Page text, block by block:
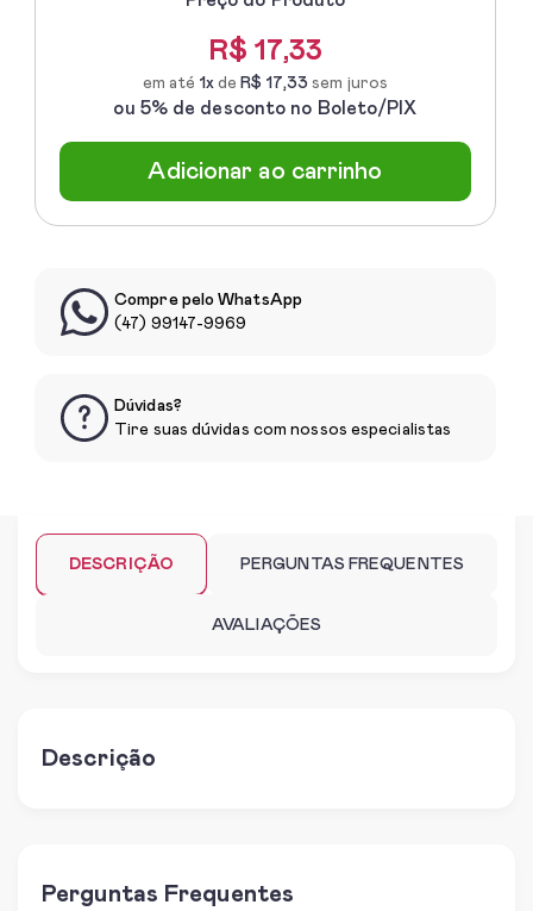
R$ 17,33
em até 1xde R$ 17,33 sem juros
ou 5% de desconto no Boleto/PIX
Adicionar ao carrinho
Compre pelo WhatsApp
(47) 99147-9969
Dúvidas?
Tire suas dúvidas com nossos especialistas
DESCRIÇÃO PERGUNTAS FREQUENTES
AVALIAÇÕES
Descrição
Perguntas Frequentes